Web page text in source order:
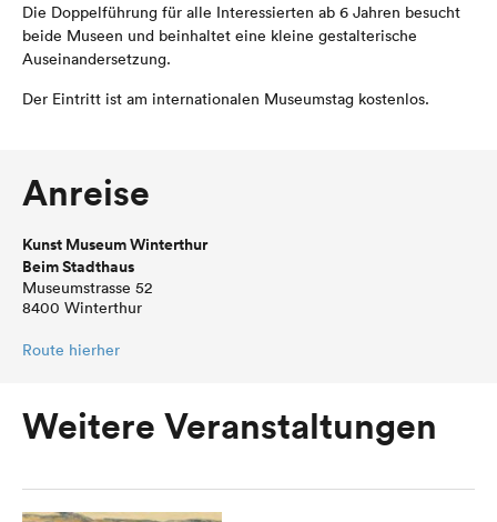
Die Doppelführung für alle Interessierten ab 6 Jahren besucht
beide Museen und beinhaltet eine kleine gestalterische
Auseinandersetzung.
Der Eintritt ist am internationalen Museumstag kostenlos.
Anreise
Kunst Museum Winterthur
Beim Stadthaus
Museumstrasse 52
8400 Winterthur
Route hierher
Weitere Veranstaltungen